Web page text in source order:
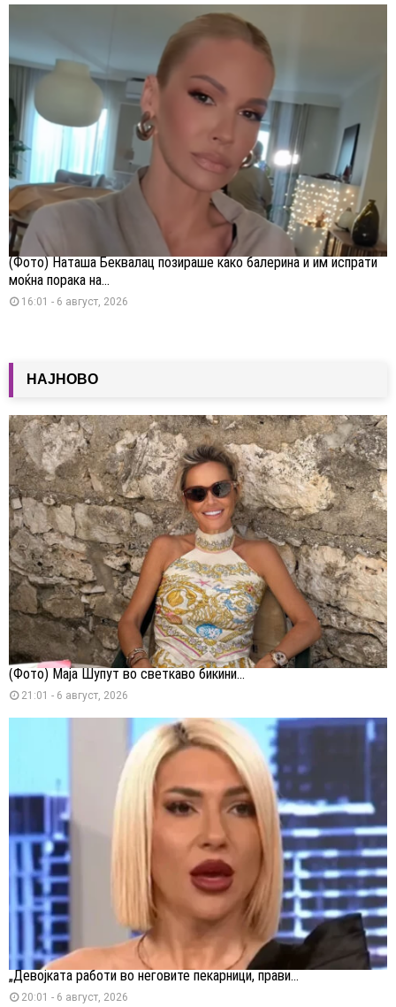
(Фото) Наташа Беквалац позираше како балерина и им испрати
моќна порака на...
16:01 - 6 август, 2026
НАЈНОВО
(Фото) Маја Шупут во светкаво бикини...
21:01 - 6 август, 2026
„Девојката работи во неговите пекарници, прави...
20:01 - 6 август, 2026